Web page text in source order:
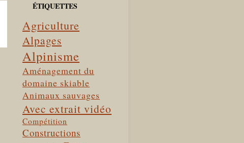
ÉTIQUETTES
Agriculture
Alpages
Alpinisme
Aménagement du
domaine skiable
Animaux sauvages
Avec extrait vidéo
Compétition
Constructions